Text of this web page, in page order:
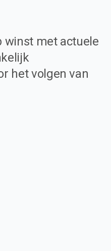
winst met actuele
het volgen van